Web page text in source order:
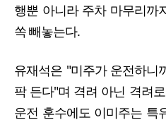
행뿐 아니라 주차 마무리까
쏙 빼놓는다.
유재석은 "미주가 운전하니
팍 든다"며 격려 아닌 격려
운전 훈수에도 이미주는 특